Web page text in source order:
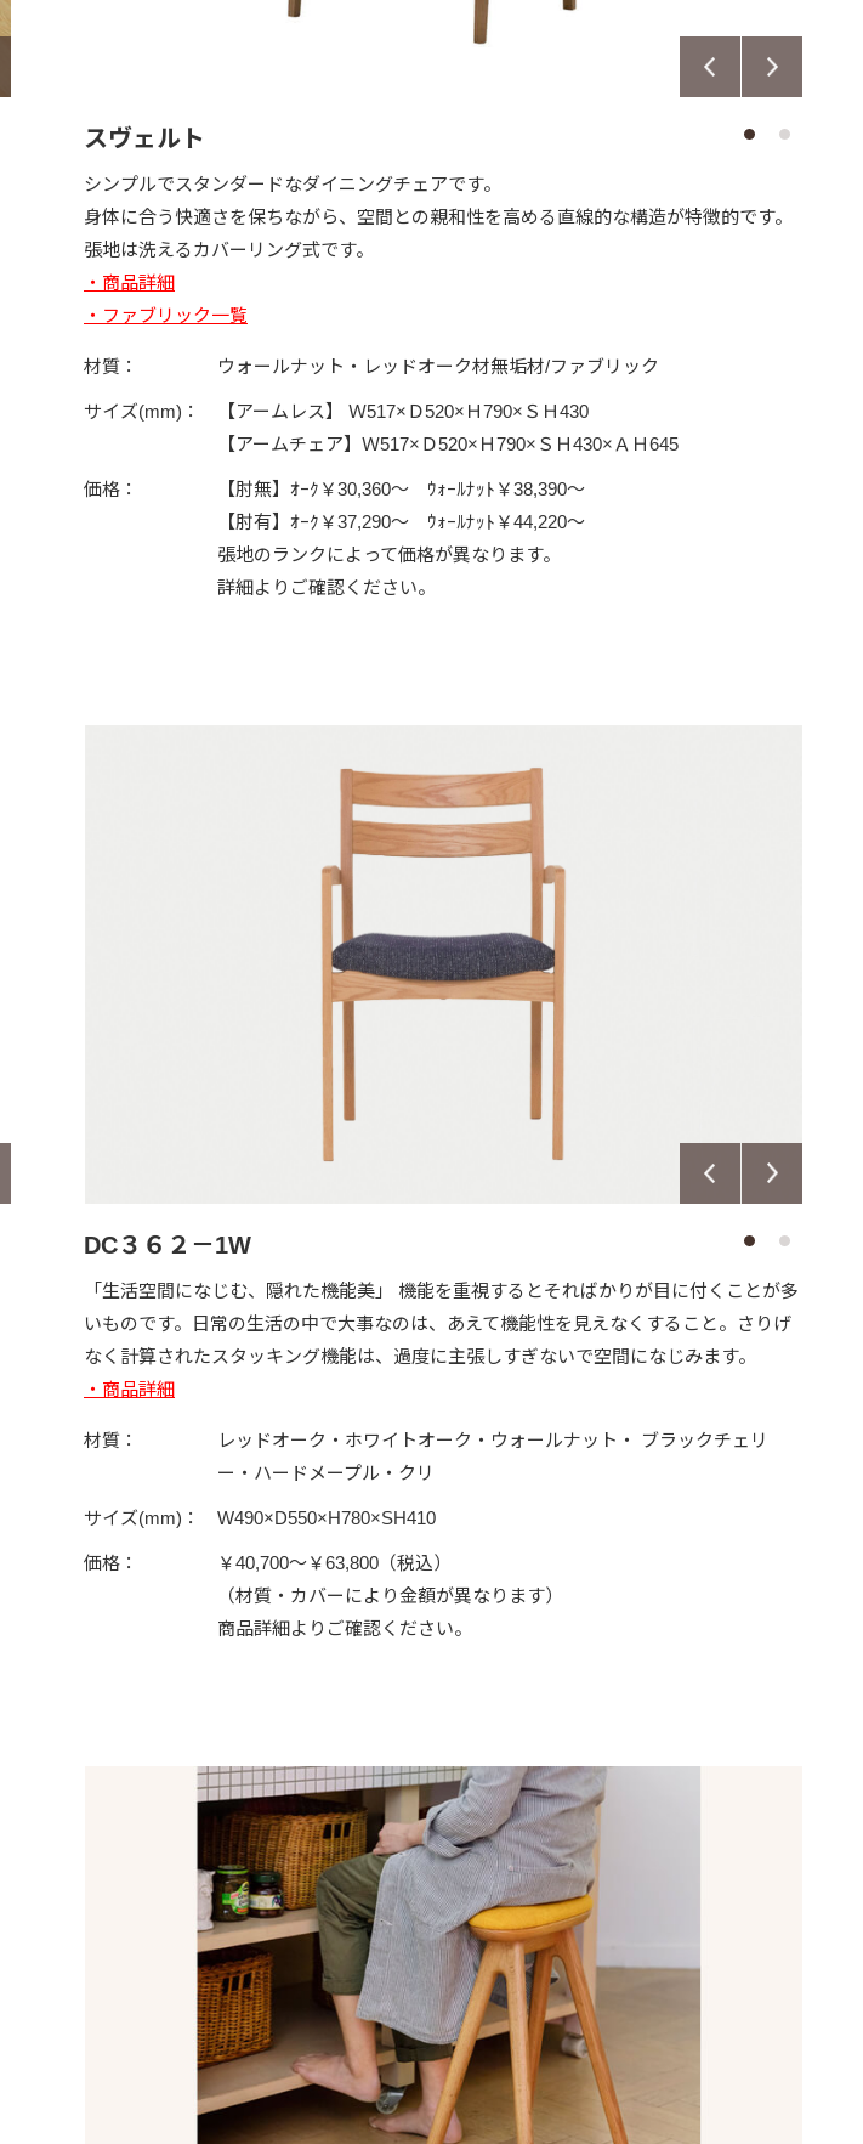
スヴェルト
シンプルでスタンダードなダイニングチェアです。
身体に合う快適さを保ちながら、空間との親和性を高める直線的な構造が特徴的です。
張地は洗えるカバーリング式です。
・商品詳細
・ファブリック一覧
材質： ウォールナット・レッドオーク材無垢材/ファブリック
サイズ(mm)：
【アームレス】 Ｗ517×Ｄ520×Ｈ790×ＳＨ430
【アームチェア】Ｗ517×Ｄ520×Ｈ790×ＳＨ430×ＡＨ645
価格：
【肘無】ｵｰｸ￥30,360～ ｳｫｰﾙﾅｯﾄ￥38,390～
【肘有】ｵｰｸ￥37,290～ ｳｫｰﾙﾅｯﾄ￥44,220～
張地のランクによって価格が異なります。
詳細よりご確認ください。
DC３６２－1W
「生活空間になじむ、隠れた機能美」 機能を重視するとそればかりが目に付くことが多
いものです。日常の生活の中で大事なのは、あえて機能性を見えなくすること。さりげ
なく計算されたスタッキング機能は、過度に主張しすぎないで空間になじみます。
・商品詳細
材質：
レッドオーク・ホワイトオーク・ウォールナット・ ブラックチェリ
ー・ハードメープル・クリ
サイズ(mm)： W490×D550×H780×SH410
価格：
￥40,700～￥63,800（税込）
（材質・カバーにより金額が異なります）
商品詳細よりご確認ください。